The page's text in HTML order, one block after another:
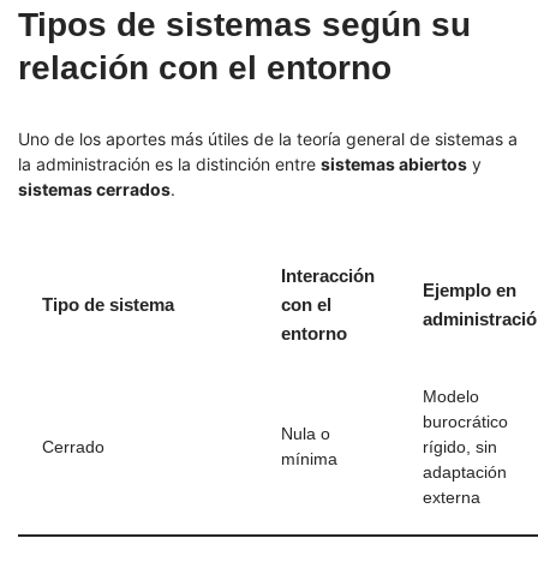
Tipos de sistemas según su
relación con el entorno
Uno de los aportes más útiles de la teoría general de sistemas a
la administración es la distinción entre sistemas abiertos y
sistemas cerrados.
Tipo de sistema
Interacción
con el
entorno
Ejemplo en
Cerrado
Nula o
mínima
Modelo
burocrático
rígido, sin
adaptación
externa